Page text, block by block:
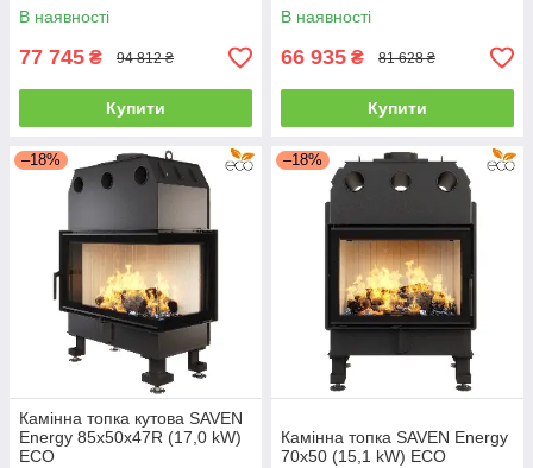
В наявності
77 745 ₴ 94 812 ₴
Купити
В наявності
66 935 ₴ 81 628 ₴
Купити
–18%
Камінна топка кутова SAVEN
Energy 85х50х47R (17,0 kW)
ECO
–18%
Камінна топка SAVEN Energy
70х50 (15,1 kW) ECO